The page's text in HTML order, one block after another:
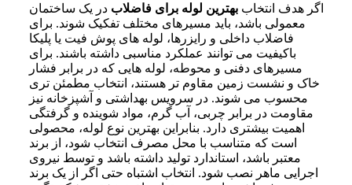
اگر هدف انتخاببهترین لوله برای فاضلاب در یک ساختمان
معمولی باشد، باید مسیرهای مختلف تفکیک شوند. برای
فاضلاب داخلی و رایزرها، لوله های پوش فیت یا پلیکا
باکیفیت می توانند عملکرد مناسبی داشته باشند. برای
مسیرهای دفنی و محوطه، لوله هایی که در برابر فشار
خاک و نشست زمین مقاوم تر هستند، انتخاب مطمئن تری
محسوب می شوند. در سرویس بهداشتی و آشپزخانه نیز
مقاومت در برابر چربی، آب گرم، مواد شوینده و گرفتگی
اهمیت بیشتری دارد. بنابراین بهترین نوع لوله، محصولی
است که متناسب با محل مصرف انتخاب شود، از برند
معتبر باشد، استاندارد تولید داشته باشد و توسط نیروی
اجرایی ماهر نصب شود. انتخاب اشتباه حتی اگر از یک برند